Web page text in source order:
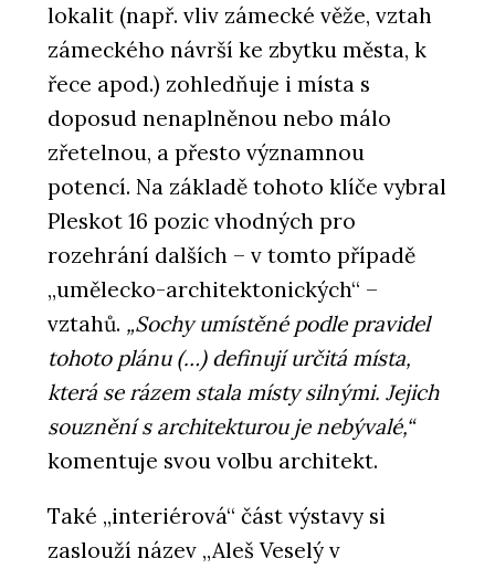
lokalit (např. vliv zámecké věže, vztah
zámeckého návrší ke zbytku města, k
řece apod.) zohledňuje i místa s
doposud nenaplněnou nebo málo
zřetelnou, a přesto významnou
potencí. Na základě tohoto klíče vybral
Pleskot 16 pozic vhodných pro
rozehrání dalších – v tomto případě
„umělecko-architektonických“ –
vztahů. „Sochy umístěné podle pravidel
tohoto plánu (…) definují určitá místa,
která se rázem stala místy silnými. Jejich
souznění s architekturou je nebývalé,“
komentuje svou volbu architekt.
Také „interiérová“ část výstavy si
zaslouží název „Aleš Veselý v